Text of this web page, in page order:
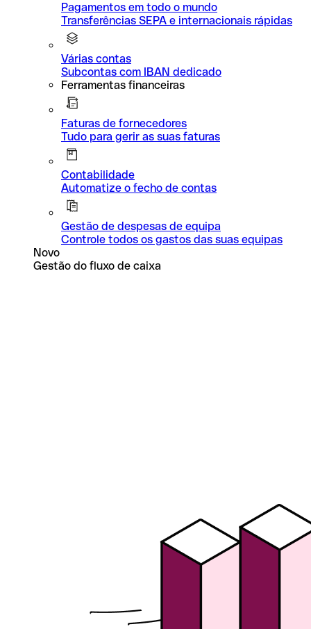
Pagamentos em todo o mundo
Transferências SEPA e internacionais rápidas
Várias contas
Subcontas com IBAN dedicado
Ferramentas financeiras
Faturas de fornecedores
Tudo para gerir as suas faturas
Contabilidade
Automatize o fecho de contas
Gestão de despesas de equipa
Controle todos os gastos das suas equipas
Novo
Gestão do fluxo de caixa